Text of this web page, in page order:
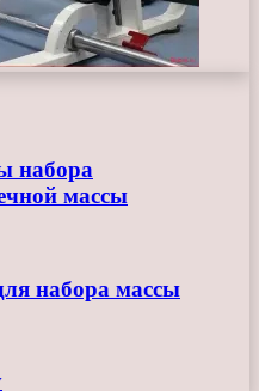
набора
массы
набора массы